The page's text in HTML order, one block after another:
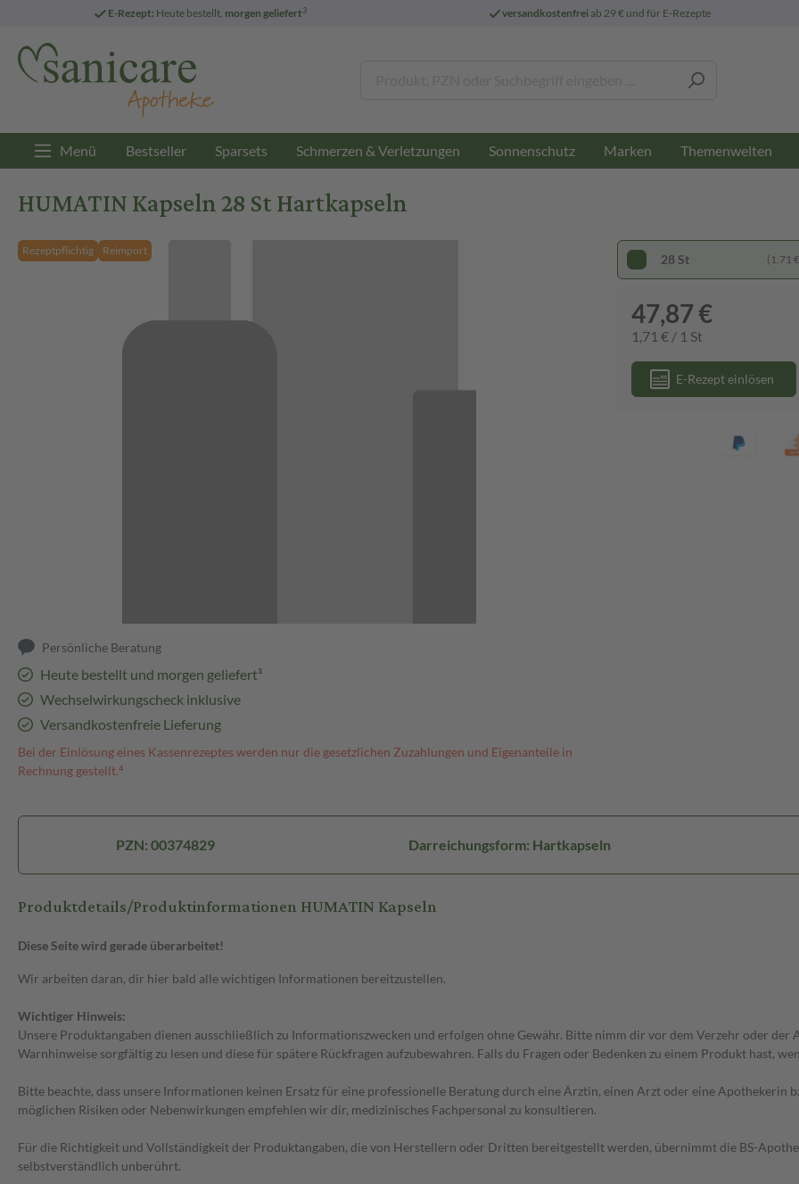
E-Rezept: Heute bestellt, morgen geliefert3 versandkostenfreiab 29 € und für E-Rezepte
Menü Bestseller Sparsets Schmerzen & Verletzungen Sonnenschutz Marken Themenwelten
HUMATIN Kapseln 28 St Hartkapseln
Rezeptpflichtig Reimport
Persönliche Beratung
Heute bestellt und morgen geliefert³
Wechselwirkungscheck inklusive
Versandkostenfreie Lieferung
Bei der Einlösung eines Kassenrezeptes werden nur die gesetzlichen Zuzahlungen und Eigenanteile in
Rechnung gestellt.⁴
28 St (1,71
47,87 €
1,71 € / 1 St
E-Rezept einlösen
PZN: 00374829 Darreichungsform: Hartkapseln
Produktdetails/Produktinformationen HUMATIN Kapseln
Diese Seite wird gerade überarbeitet!
Wir arbeiten daran, dir hier bald alle wichtigen Informationen bereitzustellen.
Wichtiger Hinweis:
Unsere Produktangaben dienen ausschließlich zu Informationszwecken und erfolgen ohne Gewähr. Bitte nimm dir vor dem Verzehr oder
Warnhinweise sorgfältig zu lesen und diese für spätere Rückfragen aufzubewahren. Falls du Fragen oder Bedenken zu einem Produkt hast,
Bitte beachte, dass unsere Informationen keinen Ersatz für eine professionelle Beratung durch eine Ärztin, einen Arzt oder eine Apothekerin
möglichen Risiken oder Nebenwirkungen empfehlen wir dir, medizinisches Fachpersonal zu konsultieren.
Für die Richtigkeit und Vollständigkeit der Produktangaben, die von Herstellern oder Dritten bereitgestellt werden, übernimmt die BS-
selbstverständlich unberührt.